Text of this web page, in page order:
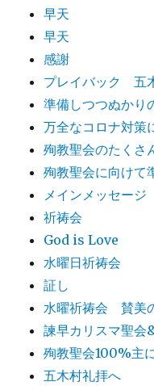
早天
早天
感謝
プレイバック 五
準備しつつぬかり
万全なコロナ対策
殉教聖会のたくさ
殉教聖会に向けて
メインメッセージ
祈祷会
God is Love
水曜日祈祷会
証し
水曜祈祷会 賛美
諫早カリスマ聖会
殉教聖会100%主
五木村礼拝へ